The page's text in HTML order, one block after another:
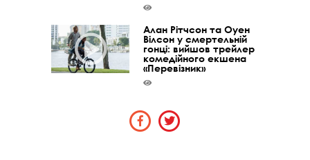
Алан Рітчсон та Оуен
Вілсон у смертельній
гонці: вийшов трейлер
комедійного екшена
«Перевізник»